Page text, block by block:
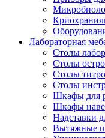
Лабораторная
Столы
Столы
Столы
Столы
Шкафы для
Шкафы
Надставки
Вытяжные